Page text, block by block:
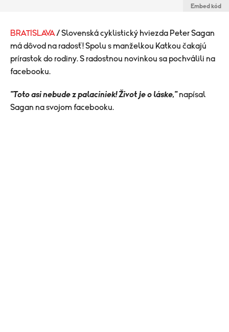
Embed kód
BRATISLAVA / Slovenská cyklistický hviezda Peter Sagan
má dôvod na radosť! Spolu s manželkou Katkou čakajú
prírastok do rodiny. S radostnou novinkou sa pochválili na
facebooku.
"Toto asi nebude z palaciniek! Život je o láske,"napísal
Sagan na svojom facebooku.